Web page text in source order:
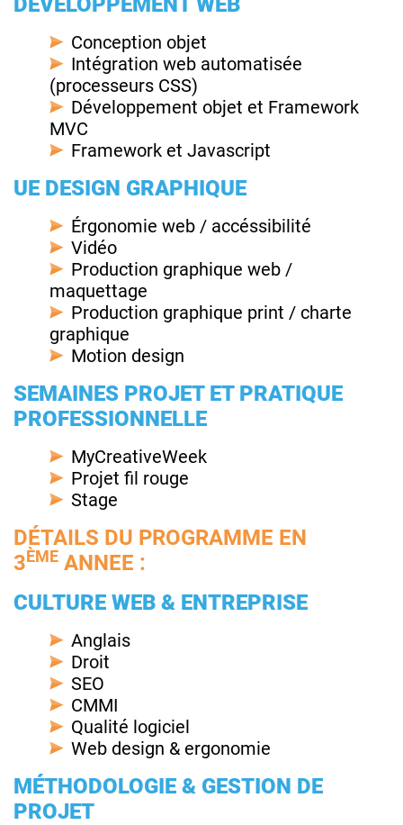
Conception objet
Intégration web automatisée
(processeurs CSS)
Développement objet et Framework
MVC
Framework et Javascript
UE DESIGN GRAPHIQUE
Érgonomie web / accéssibilité
Vidéo
Production graphique web /
maquettage
Production graphique print / charte
graphique
Motion design
SEMAINES PROJET ET PRATIQUE
PROFESSIONNELLE
MyCreativeWeek
Projet fil rouge
Stage
DÉTAILS DU PROGRAMME EN
3ÈME ANNEE :
CULTURE WEB & ENTREPRISE
Anglais
Droit
SEO
CMMI
Qualité logiciel
Web design & ergonomie
MÉTHODOLOGIE & GESTION DE
PROJET